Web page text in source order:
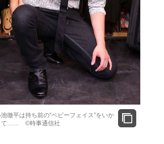
徹平は持ち前の“ベビーフェイス”をいか
て…… ©時事通信社